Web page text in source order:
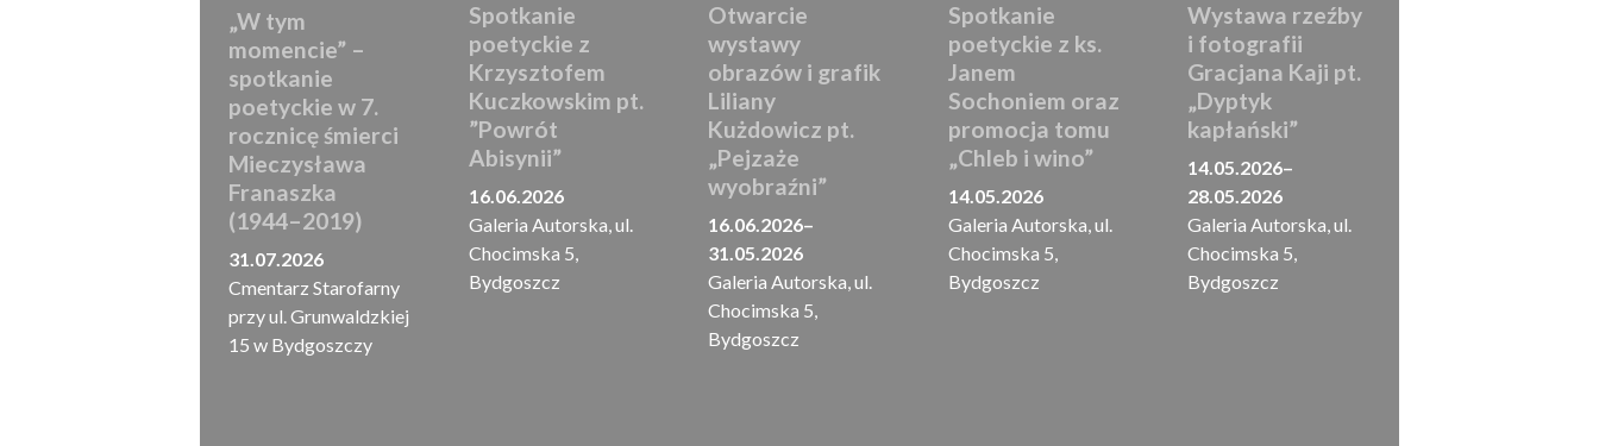
„W tym
momencie” –
spotkanie
poetyckie w 7.
rocznicę śmierci
Mieczysława
Franaszka
(1944–2019)
31.07.2026
Cmentarz Starofarny
przy ul. Grunwaldzkiej
15 w Bydgoszczy
Spotkanie
poetyckie z
Krzysztofem
Kuczkowskim pt.
”Powrót
Abisynii”
16.06.2026
Galeria Autorska, ul.
Chocimska 5,
Bydgoszcz
Otwarcie
wystawy
obrazów i grafik
Liliany
Kużdowicz pt.
„Pejzaże
wyobraźni”
16.06.2026–
31.05.2026
Galeria Autorska, ul.
Chocimska 5,
Bydgoszcz
Spotkanie
poetyckie z ks.
Janem
Sochoniem oraz
promocja tomu
„Chleb i wino”
14.05.2026
Galeria Autorska, ul.
Chocimska 5,
Bydgoszcz
Wystawa rzeźby
i fotografii
Gracjana Kaji pt.
„Dyptyk
kapłański”
14.05.2026–
28.05.2026
Galeria Autorska, ul.
Chocimska 5,
Bydgoszcz